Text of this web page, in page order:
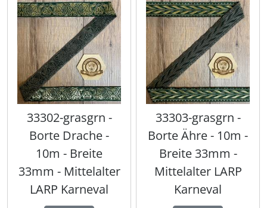
33302-grasgrn -
Borte Drache -
10m - Breite
33mm - Mittelalter
LARP Karneval
33303-grasgrn -
Borte Ähre - 10m -
Breite 33mm -
Mittelalter LARP
Karneval